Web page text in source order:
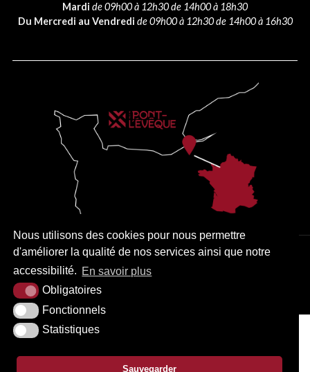
Nous utilisons des cookies pour nous permettre
d'améliorer la qualité de nos services ainsi que notre
accessibilité. En savoir plus
Obligatoires
Fonctionnels
Statistiques
Sauvegarder
Mardi de 09h00 à 12h30 de 14h00 à 18h30
Du Mercredi au Vendredi de 09h00 à 12h30 de 14h00 à 16h30
PLAN DU SITE MENTIONS LÉGALES ACCESSIBILITÉ